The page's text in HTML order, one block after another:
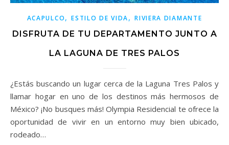
ACAPULCO,ESTILO DE VIDA,RIVIERA DIAMANTE
DISFRUTA DE TU DEPARTAMENTO JUNTO A
LA LAGUNA DE TRES PALOS
¿Estás buscando un lugar cerca de la Laguna Tres Palos y
llamar hogar en uno de los destinos más hermosos de
México? ¡No busques más! Olympia Residencial te ofrece la
oportunidad de vivir en un entorno muy bien ubicado,
rodeado…